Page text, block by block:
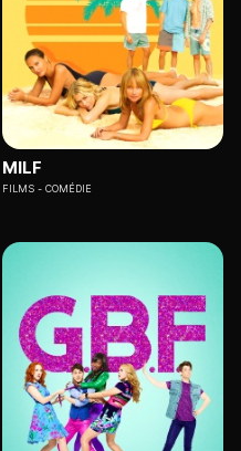
MILF
FILMS COMÉDIE